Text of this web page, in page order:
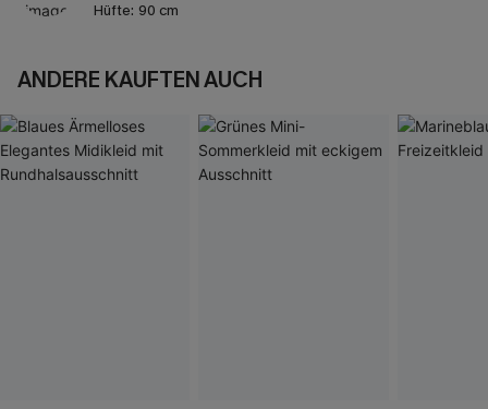
Hüfte: 90 cm
ANDERE KAUFTEN AUCH